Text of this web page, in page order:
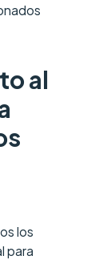
al
los
para